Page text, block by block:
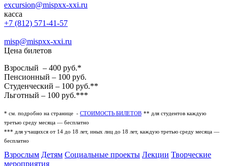
excursion@mispxx-xxi.ru
касса
+7 (812) 571-41-57
misp@mispxx-xxi.ru
Цена билетов
Взрослый – 400 руб.*
Пенсионный – 100 руб.
Студенческий – 100 руб.**
Льготный – 100 руб.***
* см. подробно на странице - СТОИМОСТЬ БИЛЕТОВ ** для студентов каждую
третью среду месяца — бесплатно
*** для учащихся от 14 до 18 лет, иных лиц до 18 лет, каждую третью среду месяца —
бесплатно
Взрослым Детям Социальные проекты Лекции Творческие
мероприятия